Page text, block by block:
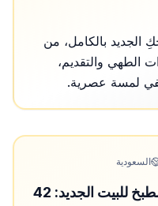
الجديد بالكامل، من
الطهي والتقديم،
لمسة عصرية.
السعودية
ما ملخص "قائمة تجهيزات المطبخ للبيت الجديد: 42